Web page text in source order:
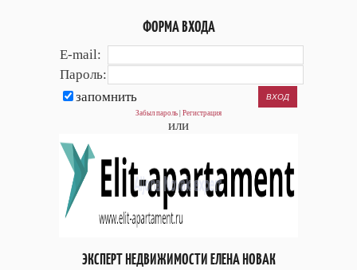
ФОРМА ВХОДА
E-mail:
Пароль:
запомнить
Забыл пароль Регистрация
или
ЭКСПЕРТ НЕДВИЖИМОСТИ ЕЛЕНА НОВАК